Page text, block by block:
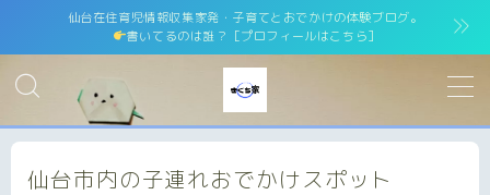
仙台在住育児情報収集家発・子育てとおでかけの体験ブログ。
書いてるのは誰？［プロフィールはこちら］
MENU
仙台市内の子連れおでかけスポット